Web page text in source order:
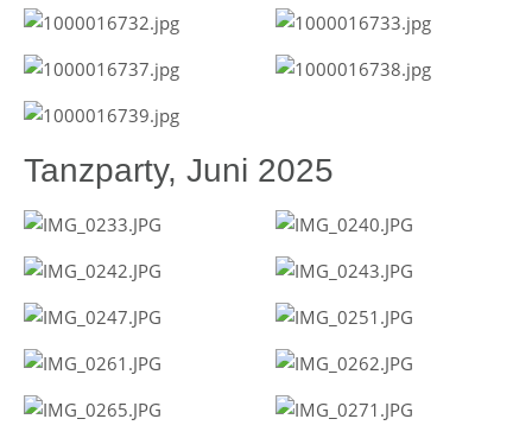
Tanzparty, Juni 2025